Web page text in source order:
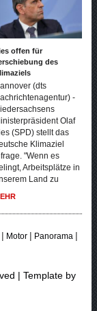
offen für
des
(dts
-
Olaf
(SPD) stellt das
Klimaziel
"Wenn es
Arbeitsplätze in
Land zu
Motor| Panorama|
| Template by